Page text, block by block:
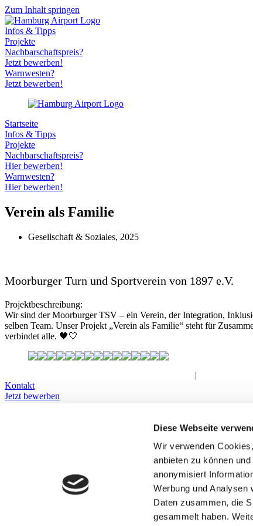
Diese Webseite
Wir verwenden
anbieten zu können
anonymisiert
Werbung und Analysen
Daten zusammen, die
gesammelt haben.
Zum Inhalt springen
Infos & Tipps
Projekte
Nachbarschaftspreis?
Jetzt bewerben!
Warnwesten?
Jetzt bewerben!
Startseite
Infos & Tipps
Projekte
Nachbarschaftspreis?
Hier bewerben!
Warnwesten?
Hier bewerben!
Verein als Familie
Gesellschaft & Soziales, 2025
Moorburger Turn und Sportverein von 1897 e.V.
Projektbeschreibung:
Wir sind der Moorburger TSV – ein Verein, der Integration,
selben Team. Unser Projekt „Verein als Familie“ steht für
verbindet alle. 🖤🤍
|
Kontakt
Jetzt bewerben
Ich bin damit einverstanden, dass die Flughafen Hamburg